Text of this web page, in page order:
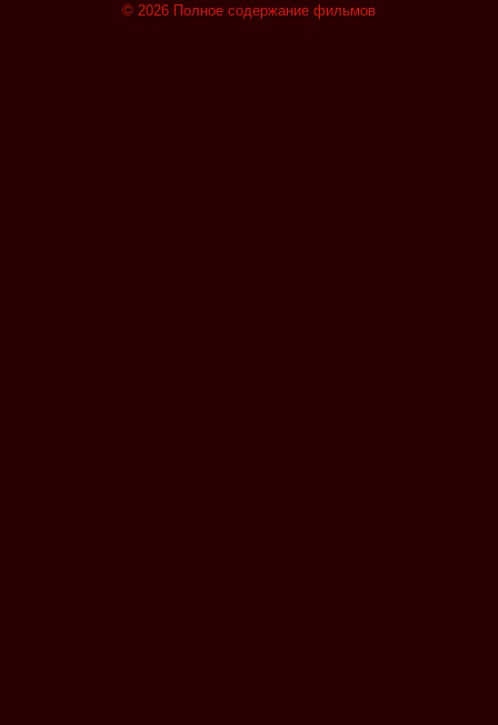
© 2026 Полное содержание фильмов